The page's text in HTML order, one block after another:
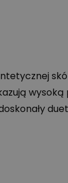
wysoką